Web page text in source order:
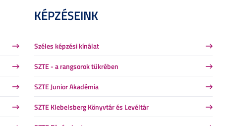
KÉPZÉSEINK
Széles képzési kínálat
SZTE - a rangsorok tükrében
SZTE Junior Akadémia
SZTE Klebelsberg Könyvtár és Levéltár